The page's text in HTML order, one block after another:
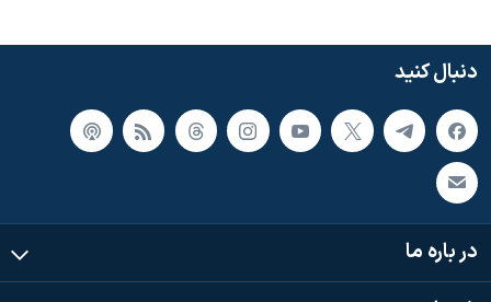
دنبال کنید
در باره ما